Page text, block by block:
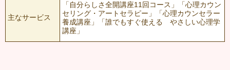
主なサービス
「自分らしさ全開講座11回コース」「心理カウン
セリング・アートセラピー」「心理カウンセラー
養成講座」「誰でもすぐ使える やさしい心理学
講座」